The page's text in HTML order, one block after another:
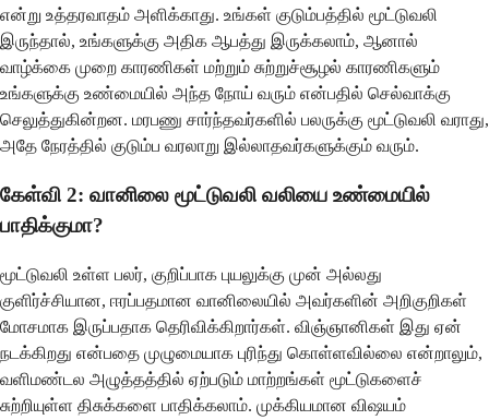
என்று உத்தரவாதம் அளிக்காது. உங்கள் குடும்பத்தில் மூட்டுவலி
இருந்தால், உங்களுக்கு அதிக ஆபத்து இருக்கலாம், ஆனால்
வாழ்க்கை முறை காரணிகள் மற்றும் சுற்றுச்சூழல் காரணிகளும்
உங்களுக்கு உண்மையில் அந்த நோய் வரும் என்பதில் செல்வாக்கு
செலுத்துகின்றன. மரபணு சார்ந்தவர்களில் பலருக்கு மூட்டுவலி வராது,
அதே நேரத்தில் குடும்ப வரலாறு இல்லாதவர்களுக்கும் வரும்.
கேள்வி 2: வானிலை மூட்டுவலி வலியை உண்மையில்
பாதிக்குமா?
மூட்டுவலி உள்ள பலர், குறிப்பாக புயலுக்கு முன் அல்லது
குளிர்ச்சியான, ஈரப்பதமான வானிலையில் அவர்களின் அறிகுறிகள்
மோசமாக இருப்பதாக தெரிவிக்கிறார்கள். விஞ்ஞானிகள் இது ஏன்
நடக்கிறது என்பதை முழுமையாக புரிந்து கொள்ளவில்லை என்றாலும்,
வளிமண்டல அழுத்தத்தில் ஏற்படும் மாற்றங்கள் மூட்டுகளைச்
சுற்றியுள்ள திசுக்களை பாதிக்கலாம். முக்கியமான விஷயம்